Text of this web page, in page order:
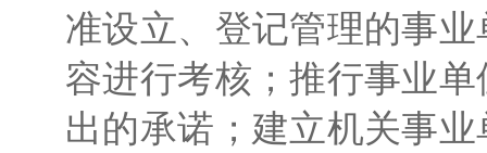
准设立、登记管理的事
容进行考核；推行事业
出的承诺；建立机关事